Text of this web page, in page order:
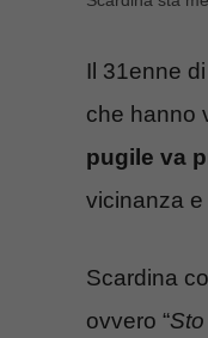
Il 31enne
che hanno
pugile va
vicinanza e
Scardina
ovvero “